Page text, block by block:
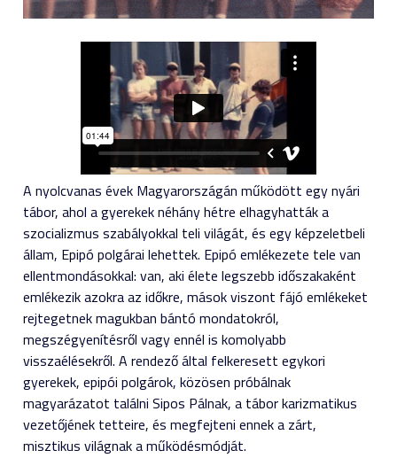
A nyolcvanas évek Magyarországán működött egy nyári
tábor, ahol a gyerekek néhány hétre elhagyhatták a
szocializmus szabályokkal teli világát, és egy képzeletbeli
állam, Epipó polgárai lehettek. Epipó emlékezete tele van
ellentmondásokkal: van, aki élete legszebb időszakaként
emlékezik azokra az időkre, mások viszont fájó emlékeket
rejtegetnek magukban bántó mondatokról,
megszégyenítésről vagy ennél is komolyabb
visszaélésekről. A rendező által felkeresett egykori
gyerekek, epipói polgárok, közösen próbálnak
magyarázatot találni Sipos Pálnak, a tábor karizmatikus
vezetőjének tetteire, és megfejteni ennek a zárt,
misztikus világnak a működésmódját.